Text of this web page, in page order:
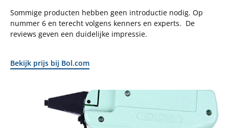
Sommige producten hebben geen introductie nodig. Op
nummer 6 en terecht volgens kenners en experts. De
reviews geven een duidelijke impressie.
Bekijk prijs bij Bol.com